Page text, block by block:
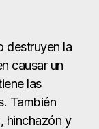
la
no
de
tratan